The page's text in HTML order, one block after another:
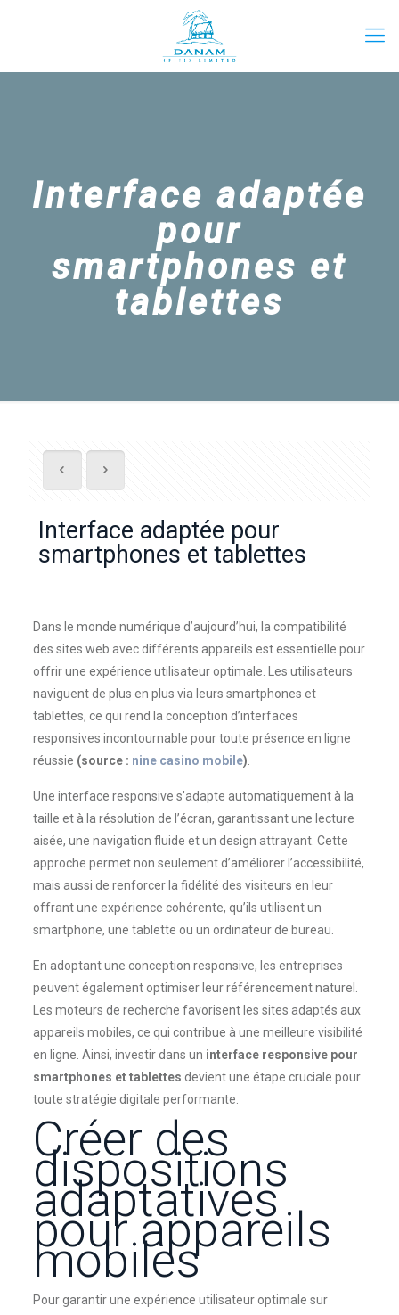
Interface adaptée
pour
smartphones et
tablettes
Interface adaptée pour
smartphones et tablettes
Dans le monde numérique d’aujourd’hui, la compatibilité
des sites web avec différents appareils est essentielle pour
offrir une expérience utilisateur optimale. Les utilisateurs
naviguent de plus en plus via leurs smartphones et
tablettes, ce qui rend la conception d’interfaces
responsives incontournable pour toute présence en ligne
réussie (source : nine casino mobile)
Une interface responsive s’adapte automatiquement à la
taille et à la résolution de l’écran, garantissant une lecture
aisée, une navigation fluide et un design attrayant. Cette
approche permet non seulement d’améliorer l’accessibilité,
mais aussi de renforcer la fidélité des visiteurs en leur
offrant une expérience cohérente, qu’ils utilisent un
smartphone, une tablette ou un ordinateur de bureau.
En adoptant une conception responsive, les entreprises
peuvent également optimiser leur référencement naturel.
Les moteurs de recherche favorisent les sites adaptés aux
appareils mobiles, ce qui contribue à une meilleure visibilité
en ligne. Ainsi, investir dans un interface responsive pour
smartphones et tablettes devient une étape cruciale pour
toute stratégie digitale performante.
Créer des
dispositions
adaptatives
pour appareils
mobiles
Pour garantir une expérience utilisateur optimale sur